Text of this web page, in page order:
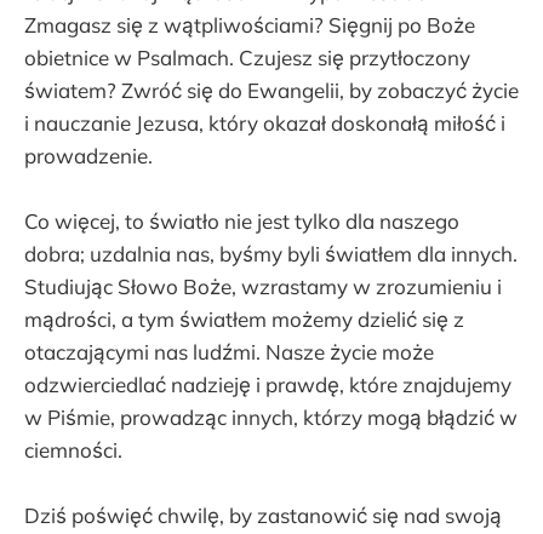
Zmagasz się z wątpliwościami? Sięgnij po Boże
obietnice w Psalmach. Czujesz się przytłoczony
światem? Zwróć się do Ewangelii, by zobaczyć życie
i nauczanie Jezusa, który okazał doskonałą miłość i
prowadzenie.
Co więcej, to światło nie jest tylko dla naszego
dobra; uzdalnia nas, byśmy byli światłem dla innych.
Studiując Słowo Boże, wzrastamy w zrozumieniu i
mądrości, a tym światłem możemy dzielić się z
otaczającymi nas ludźmi. Nasze życie może
odzwierciedlać nadzieję i prawdę, które znajdujemy
w Piśmie, prowadząc innych, którzy mogą błądzić w
ciemności.
Dziś poświęć chwilę, by zastanowić się nad swoją